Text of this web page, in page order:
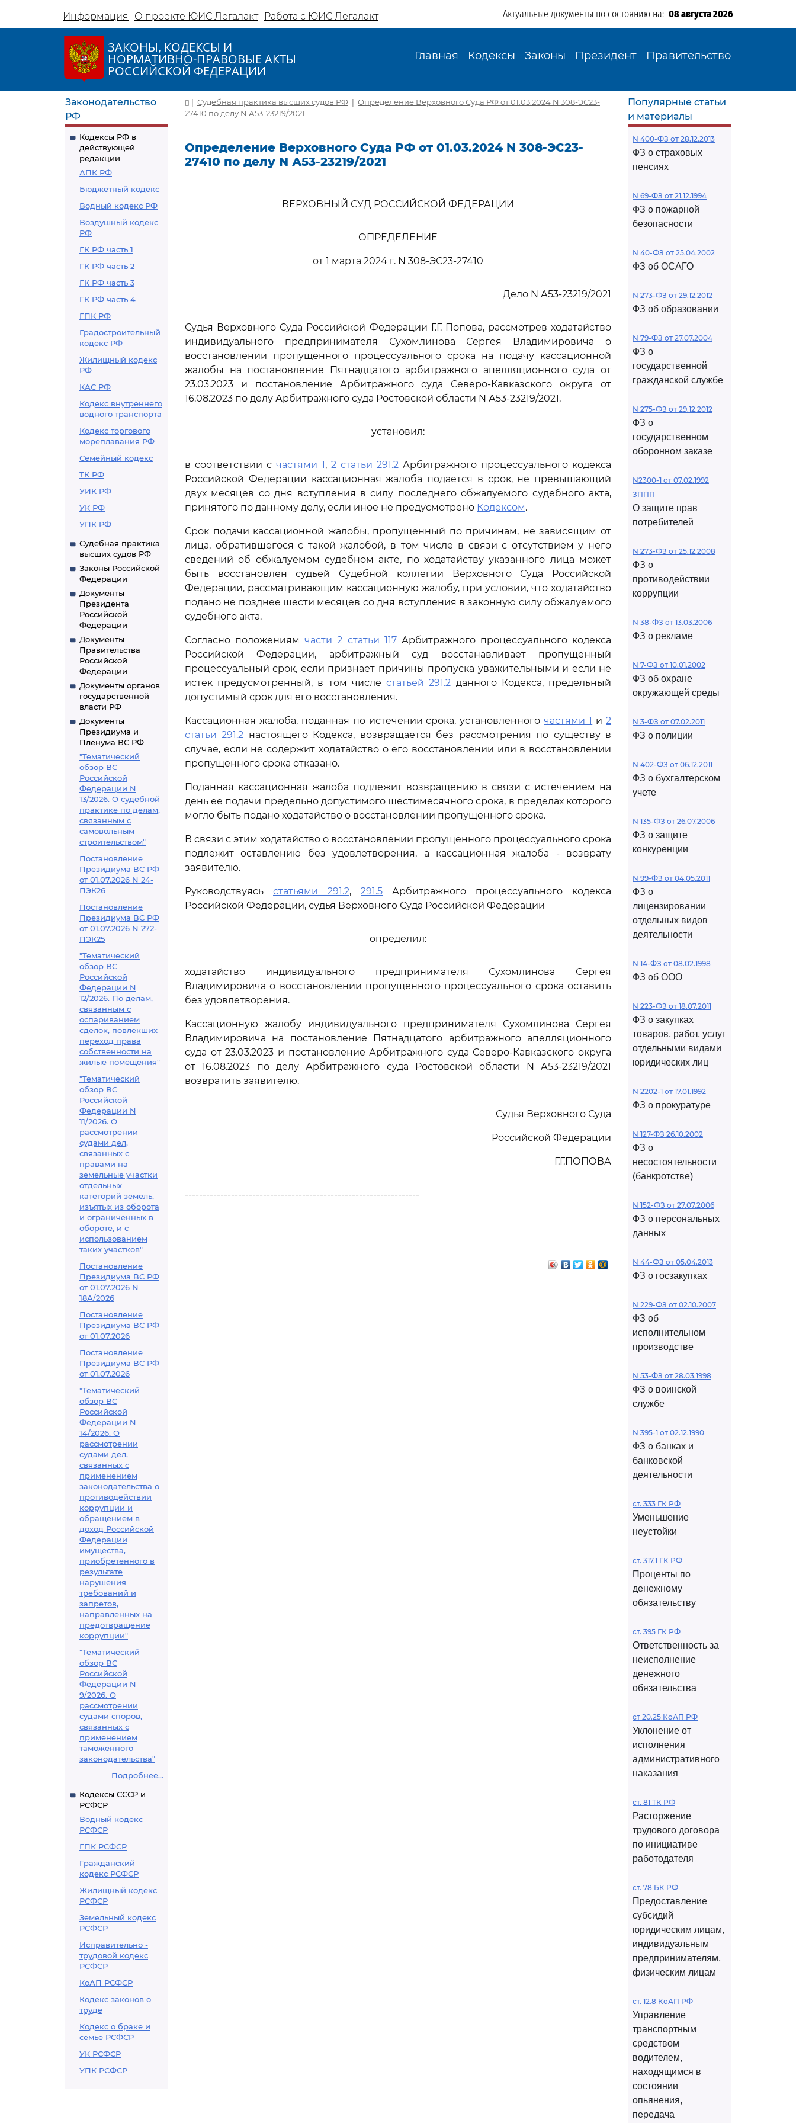
Информация О проекте ЮИС Легалакт Работа с ЮИС Легалакт Актуальные документы по состоянию на: 08 августа 2026
ЗАКОНЫ, КОДЕКСЫ И
НОРМАТИВНО-ПРАВОВЫЕ АКТЫ
РОССИЙСКОЙ ФЕДЕРАЦИИ
Главная Кодексы Законы Президент Правительство
Законодательство
РФ
Кодексы РФ в
действующей
редакции
АПК РФ
Бюджетный кодекс
Водный кодекс РФ
Воздушный кодекс
РФ
ГК РФ часть 1
ГК РФ часть 2
ГК РФ часть 3
ГК РФ часть 4
ГПК РФ
Градостроительный
кодекс РФ
Жилищный кодекс
РФ
КАС РФ
Кодекс внутреннего
водного транспорта
Кодекс торгового
мореплавания РФ
Семейный кодекс
ТК РФ
УИК РФ
УК РФ
УПК РФ
Судебная практика
высших судов РФ
Законы Российской
Федерации
Документы
Президента
Российской
Федерации
Документы
Правительства
Российской
Федерации
Документы органов
государственной
власти РФ
Документы
Президиума и
Пленума ВС РФ
"Тематический
обзор ВС
Российской
Федерации N
13/2026. О судебной
практике по делам,
связанным с
самовольным
строительством"
Постановление
Президиума ВС РФ
от 01.07.2026 N 24-
ПЭК26
Постановление
Президиума ВС РФ
от 01.07.2026 N 272-
ПЭК25
"Тематический
обзор ВС
Российской
Федерации N
12/2026. По делам,
связанным с
оспариванием
сделок, повлекших
переход права
собственности на
жилые помещения"
"Тематический
обзор ВС
Российской
Федерации N
11/2026. О
рассмотрении
судами дел,
связанных с
правами на
земельные участки
отдельных
категорий земель,
изъятых из оборота
и ограниченных в
обороте, и с
использованием
таких участков"
Постановление
Президиума ВС РФ
от 01.07.2026 N
18А/2026
Постановление
Президиума ВС РФ
от 01.07.2026
Постановление
Президиума ВС РФ
от 01.07.2026
"Тематический
обзор ВС
Российской
Федерации N
14/2026. О
рассмотрении
судами дел,
связанных с
применением
законодательства о
противодействии
коррупции и
обращением в
доход Российской
Федерации
имущества,
приобретенного в
результате
нарушения
требований и
запретов,
направленных на
предотвращение
коррупции"
"Тематический
обзор ВС
Российской
Федерации N
9/2026. О
рассмотрении
судами споров,
связанных с
применением
таможенного
законодательства"
Подробнее...
Кодексы СССР и
РСФСР
Водный кодекс
РСФСР
ГПК РСФСР
Гражданский
кодекс РСФСР
Жилищный кодекс
РСФСР
Земельный кодекс
РСФСР
Исправительно -
трудовой кодекс
РСФСР
КоАП РСФСР
Кодекс законов о
труде
Кодекс о браке и
семье РСФСР
УК РСФСР
УПК РСФСР
| Судебная практика высших судов РФ | Определение Верховного Суда РФ от 01.03.2024 N 308-ЭС23-
27410 по делу N А53-23219/2021
Определение Верховного Суда РФ от 01.03.2024 N 308-ЭС23-
27410 по делу N А53-23219/2021
ВЕРХОВНЫЙ СУД РОССИЙСКОЙ ФЕДЕРАЦИИ
ОПРЕДЕЛЕНИЕ
от 1 марта 2024 г. N 308-ЭС23-27410
Дело N А53-23219/2021
Судья Верховного Суда Российской Федерации Г.Г. Попова, рассмотрев ходатайство
индивидуального предпринимателя Сухомлинова Сергея Владимировича о
восстановлении пропущенного процессуального срока на подачу кассационной
жалобы на постановление Пятнадцатого арбитражного апелляционного суда от
23.03.2023 и постановление Арбитражного суда Северо-Кавказского округа от
16.08.2023 по делу Арбитражного суда Ростовской области N А53-23219/2021,
установил:
в соответствии с частями 1, 2 статьи 291.2 Арбитражного процессуального кодекса
Российской Федерации кассационная жалоба подается в срок, не превышающий
двух месяцев со дня вступления в силу последнего обжалуемого судебного акта,
принятого по данному делу, если иное не предусмотрено Кодексом.
Срок подачи кассационной жалобы, пропущенный по причинам, не зависящим от
лица, обратившегося с такой жалобой, в том числе в связи с отсутствием у него
сведений об обжалуемом судебном акте, по ходатайству указанного лица может
быть восстановлен судьей Судебной коллегии Верховного Суда Российской
Федерации, рассматривающим кассационную жалобу, при условии, что ходатайство
подано не позднее шести месяцев со дня вступления в законную силу обжалуемого
судебного акта.
Согласно положениямчасти 2 статьи 117Арбитражного процессуального кодекса
Российской Федерации, арбитражный суд восстанавливает пропущенный
процессуальный срок, если признает причины пропуска уважительными и если не
истек предусмотренный, в том числестатьей 291.2 данного Кодекса, предельный
допустимый срок для его восстановления.
Кассационная жалоба, поданная по истечении срока, установленногочастями 1 и2
статьи 291.2 настоящего Кодекса, возвращается без рассмотрения по существу в
случае, если не содержит ходатайство о его восстановлении или в восстановлении
пропущенного срока отказано.
Поданная кассационная жалоба подлежит возвращению в связи с истечением на
день ее подачи предельно допустимого шестимесячного срока, в пределах которого
могло быть подано ходатайство о восстановлении пропущенного срока.
В связи с этим ходатайство о восстановлении пропущенного процессуального срока
подлежит оставлению без удовлетворения, а кассационная жалоба - возврату
заявителю.
Руководствуясь статьями 291.2, 291.5 Арбитражного процессуального кодекса
Российской Федерации, судья Верховного Суда Российской Федерации
определил:
ходатайство индивидуального предпринимателя Сухомлинова Сергея
Владимировича о восстановлении пропущенного процессуального срока оставить
без удовлетворения.
Кассационную жалобу индивидуального предпринимателя Сухомлинова Сергея
Владимировича на постановление Пятнадцатого арбитражного апелляционного
суда от 23.03.2023 и постановление Арбитражного суда Северо-Кавказского округа
от 16.08.2023 по делу Арбитражного суда Ростовской области N А53-23219/2021
возвратить заявителю.
Судья Верховного Суда
Российской Федерации
Г.Г.ПОПОВА
------------------------------------------------------------------
Популярные статьи
и материалы
N 400-ФЗ от 28.12.2013
ФЗ о страховых
пенсиях
N 69-ФЗ от 21.12.1994
ФЗ о пожарной
безопасности
N 40-ФЗ от 25.04.2002
ФЗ об ОСАГО
N 273-ФЗ от 29.12.2012
ФЗ об образовании
N 79-ФЗ от 27.07.2004
ФЗ о
государственной
гражданской службе
N 275-ФЗ от 29.12.2012
ФЗ о
государственном
оборонном заказе
N2300-1 от 07.02.1992
ЗППП
О защите прав
потребителей
N 273-ФЗ от 25.12.2008
ФЗ о
противодействии
коррупции
N 38-ФЗ от 13.03.2006
ФЗ о рекламе
N 7-ФЗ от 10.01.2002
ФЗ об охране
окружающей среды
N 3-ФЗ от 07.02.2011
ФЗ о полиции
N 402-ФЗ от 06.12.2011
ФЗ о бухгалтерском
учете
N 135-ФЗ от 26.07.2006
ФЗ о защите
конкуренции
N 99-ФЗ от 04.05.2011
ФЗ о
лицензировании
отдельных видов
деятельности
N 14-ФЗ от 08.02.1998
ФЗ об ООО
N 223-ФЗ от 18.07.2011
ФЗ о закупках
товаров, работ, услуг
отдельными видами
юридических лиц
N 2202-1 от 17.01.1992
ФЗ о прокуратуре
N 127-ФЗ 26.10.2002
ФЗ о
несостоятельности
(банкротстве)
N 152-ФЗ от 27.07.2006
ФЗ о персональных
данных
N 44-ФЗ от 05.04.2013
ФЗ о госзакупках
N 229-ФЗ от 02.10.2007
ФЗ об
исполнительном
производстве
N 53-ФЗ от 28.03.1998
ФЗ о воинской
службе
N 395-1 от 02.12.1990
ФЗ о банках и
банковской
деятельности
ст. 333 ГК РФ
Уменьшение
неустойки
ст. 317.1 ГК РФ
Проценты по
денежному
обязательству
ст. 395 ГК РФ
Ответственность за
неисполнение
денежного
обязательства
ст 20.25 КоАП РФ
Уклонение от
исполнения
административного
наказания
ст. 81 ТК РФ
Расторжение
трудового договора
по инициативе
работодателя
ст. 78 БК РФ
Предоставление
субсидий
юридическим лицам,
индивидуальным
предпринимателям,
физическим лицам
ст. 12.8 КоАП РФ
Управление
транспортным
средством
водителем,
находящимся в
состоянии
опьянения,
передача